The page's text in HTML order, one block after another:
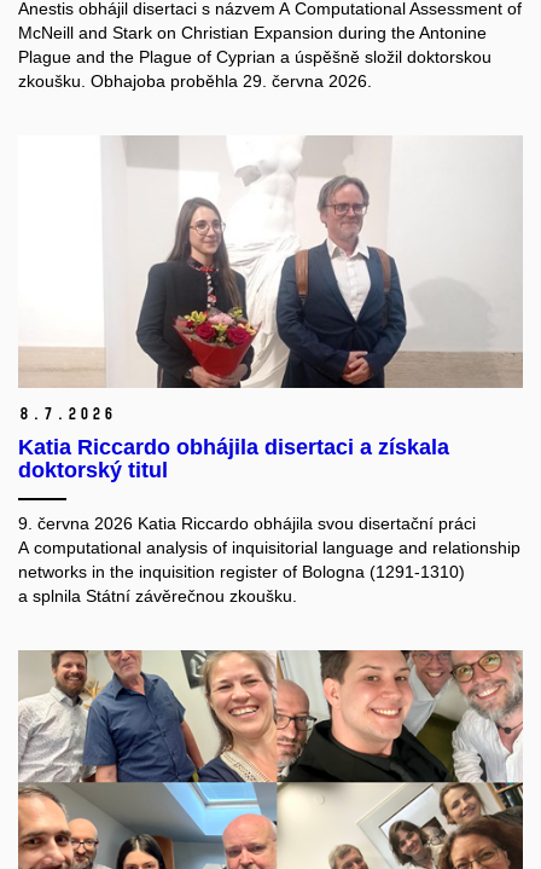
Anestis obhájil disertaci s názvem A Computational Assessment of
McNeill and Stark on Christian Expansion during the Antonine
Plague and the Plague of Cyprian a úspěšně složil doktorskou
zkoušku. Obhajoba proběhla 29. června 2026.
8. 7. 2026
Katia Riccardo obhájila disertaci a získala
doktorský titul
9. června 2026 Katia Riccardo obhájila svou disertační práci
A computational analysis of inquisitorial language and relationship
networks in the inquisition register of Bologna (1291-1310)
a splnila Státní závěrečnou zkoušku.